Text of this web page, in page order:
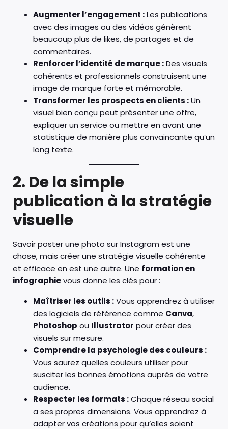
Augmenter l’engagement :Les publications
avec des images ou des vidéos génèrent
beaucoup plus de likes, de partages et de
commentaires.
Renforcer l’identité de marque :Des visuels
cohérents et professionnels construisent une
image de marque forte et mémorable.
Transformer les prospects en clients :Un
visuel bien conçu peut présenter une offre,
expliquer un service ou mettre en avant une
statistique de manière plus convaincante qu’un
long texte.
2. De la simple
publication à la stratégie
visuelle
Savoir poster une photo sur Instagram est une
chose, mais créer une stratégie visuelle cohérente
et efficace en est une autre. Une formation en
infographievous donne les clés pour :
Maîtriser les outils :Vous apprendrez à utiliser
des logiciels de référence comme Canva,
Photoshop ou Illustrator pour créer des
visuels sur mesure.
Comprendre la psychologie des couleurs :
Vous saurez quelles couleurs utiliser pour
susciter les bonnes émotions auprès de votre
audience.
Respecter les formats :Chaque réseau social
a ses propres dimensions. Vous apprendrez à
adapter vos créations pour qu’elles soient